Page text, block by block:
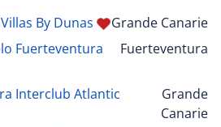
By Dunas
Grande Canarie
Fuerteventura
Fuerteventura
Interclub Atlantic
Grande
Canarie